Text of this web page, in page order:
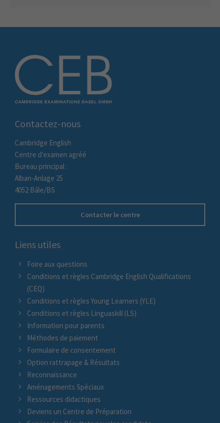
Contactez-nous
Cambridge English
Centre d'examen agréé
Bureau principal :
Alban-Anlage 25
4052 Bâle/BS
Contacter le centre
Liens utiles
Foire aux questions
Conditions et règles Cambridge English Qualifications
(CEQ)
Conditions et règles Young Learners (YLE)
Conditions et règles Linguaskill (LS)
Information pour parents
Méthodes de paiement
Formulaire de consentement
Option rattrapage & Résultats
Reconnaissance
Aménagements Spéciaux
Ressources didactiques
Deviens un Centre de Préparation